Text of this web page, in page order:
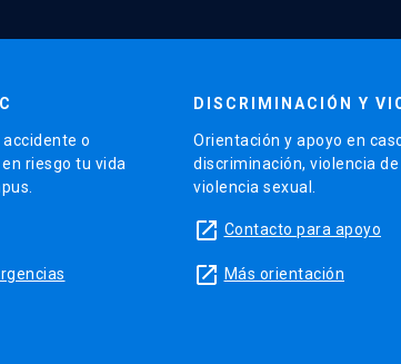
o
riesgo tu vida
DISCRIMINACIÓN Y
Orientación y apoyo en
discriminación, violencia
violencia sexual.
launch Contacto para apoyo
launch Más orientación